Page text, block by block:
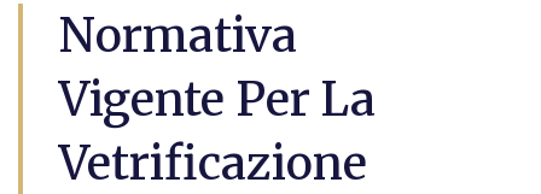
Normativa
Vigente Per La
Vetrificazione